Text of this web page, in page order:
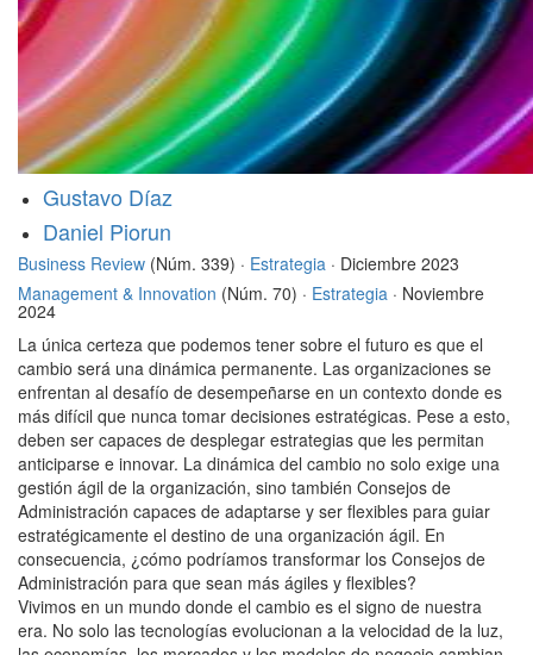
Gustavo Díaz
Daniel Piorun
Business Review (Núm. 339) · Estrategia · Diciembre 2023
Management & Innovation (Núm. 70) · Estrategia · Noviembre
2024
La única certeza que podemos tener sobre el futuro es que el
cambio será una dinámica permanente. Las organizaciones se
enfrentan al desafío de desempeñarse en un contexto donde es
más difícil que nunca tomar decisiones estratégicas. Pese a esto,
deben ser capaces de desplegar estrategias que les permitan
anticiparse e innovar. La dinámica del cambio no solo exige una
gestión ágil de la organización, sino también Consejos de
Administración capaces de adaptarse y ser flexibles para guiar
estratégicamente el destino de una organización ágil. En
consecuencia, ¿cómo podríamos transformar los Consejos de
Administración para que sean más ágiles y flexibles?
Vivimos en un mundo donde el cambio es el signo de nuestra
era. No solo las tecnologías evolucionan a la velocidad de la luz,